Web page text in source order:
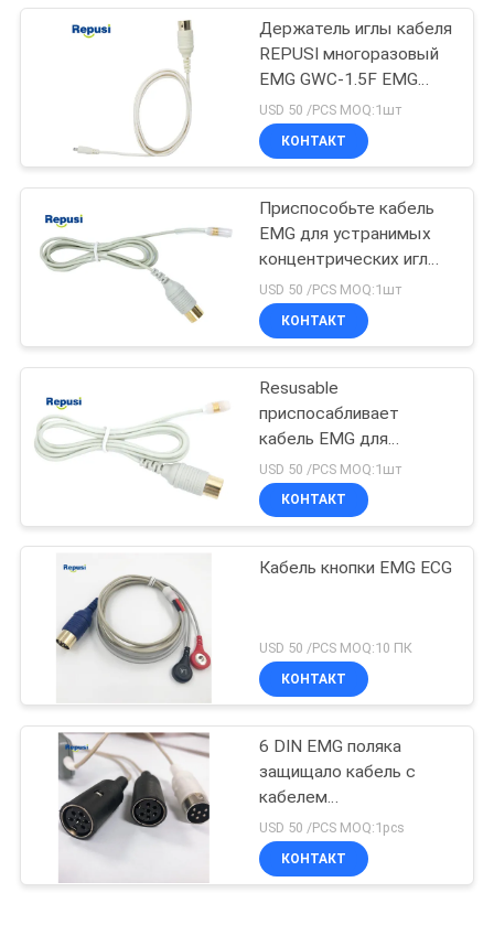
Зонд стимулятора
Laryngeal электрод
Электрод петли
Кабель ЭМГ
Держатель иглы кабеля
REPUSI многоразовый
EMG GWC-1.5F EMG
привязывает
обновленные новости
USD 50 /PCS MOQ:1шт
КОНТАКТ
Приспособьте кабель
EMG для устранимых
концентрических игл
EMG/пластиковых игл
USD 50 /PCS MOQ:1шт
КОНТАКТ
Resusable
приспосабливает
кабель EMG для
устранимых
концентрических игл
EMG/серебряных игл
USD 50 /PCS MOQ:1шт
КОНТАКТ
Кабель кнопки EMG ECG
USD 50 /PCS MOQ:10 ПК
КОНТАКТ
6 DIN EMG поляка
защищало кабель с
кабелем
преобразования Swich
USD 50 /PCS MOQ:1pcs
КОНТАКТ